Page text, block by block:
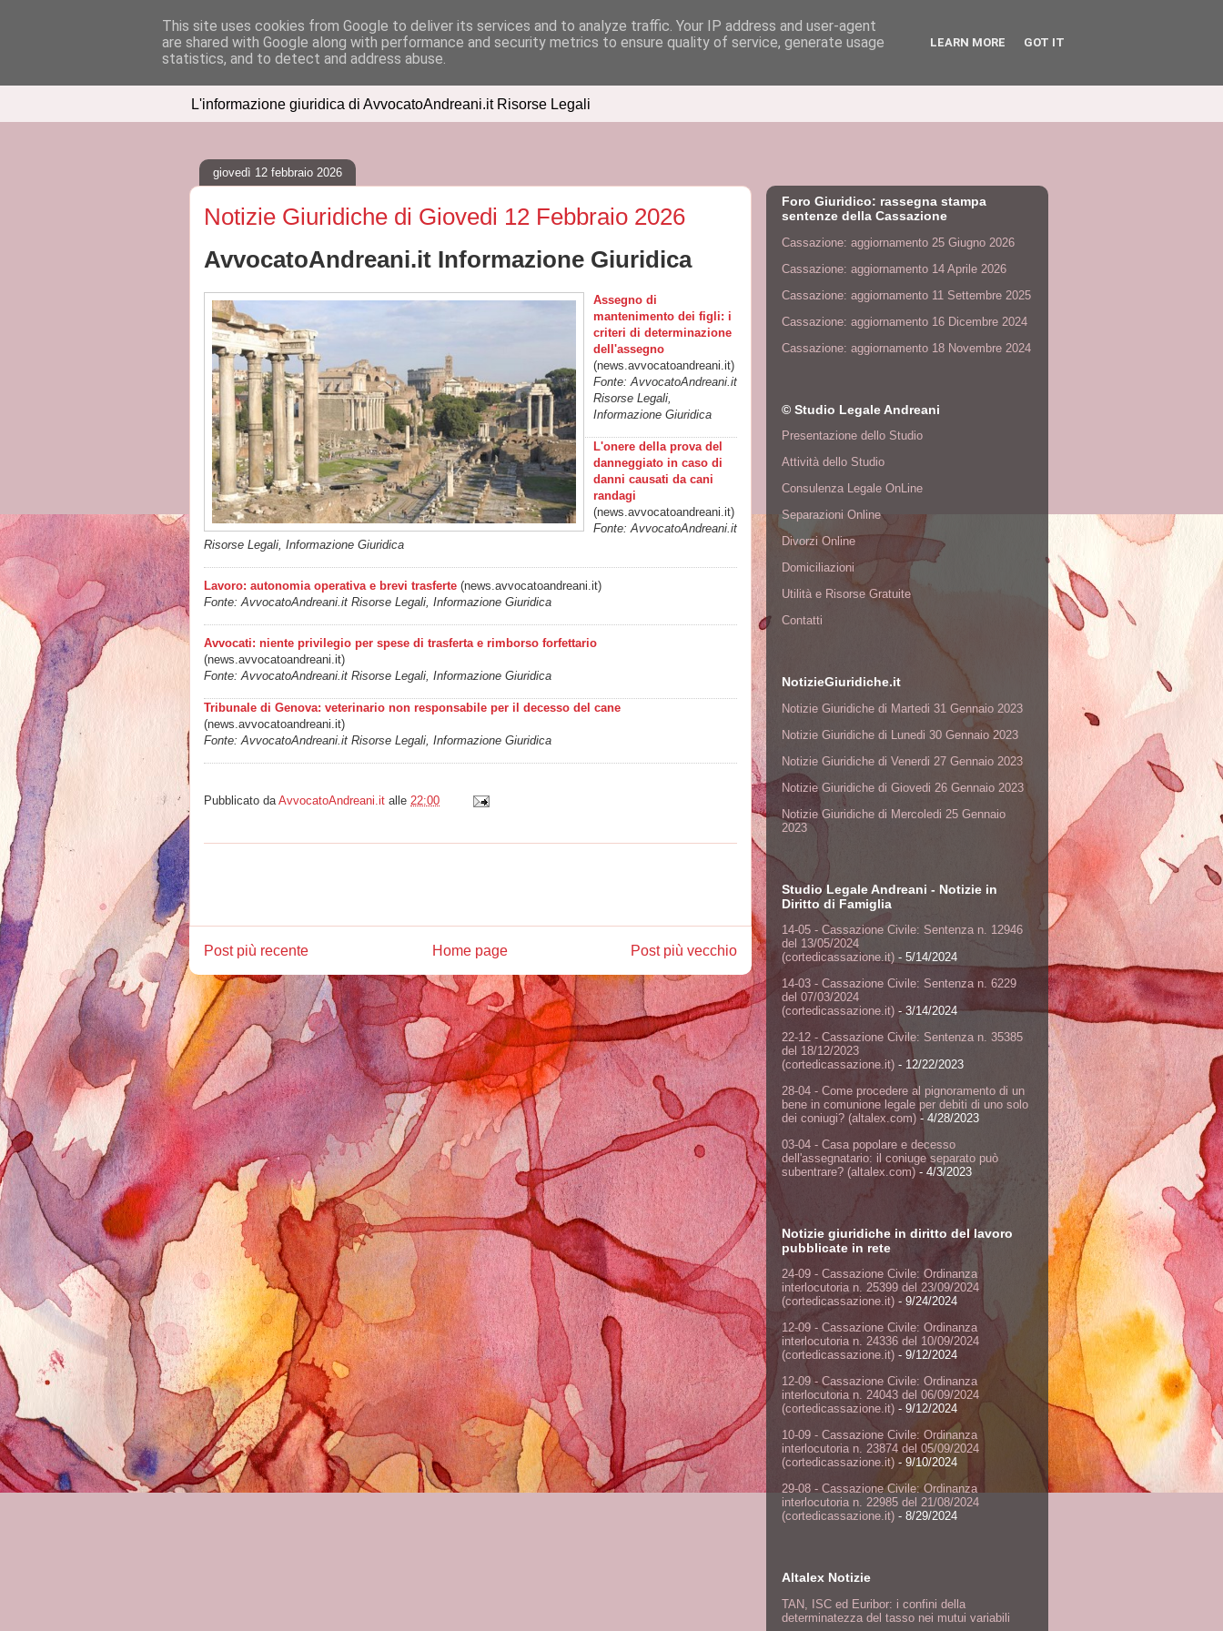
IUSPRESS
L'informazione giuridica di AvvocatoAndreani.it Risorse Legali
giovedì 12 febbraio 2026
Notizie Giuridiche di Giovedi 12 Febbraio 2026
AvvocatoAndreani.it Informazione Giuridica
Assegno di
mantenimento dei figli: i
criteri di determinazione
dell'assegno
(news.avvocatoandreani.it)
Fonte: AvvocatoAndreani.it
Risorse Legali,
Informazione Giuridica
L'onere della prova del
danneggiato in caso di
danni causati da cani
randagi
(news.avvocatoandreani.it)
Fonte: AvvocatoAndreani.it
Risorse Legali, Informazione Giuridica
Lavoro: autonomia operativa e brevi trasferte (news.avvocatoandreani.it)
Fonte: AvvocatoAndreani.it Risorse Legali, Informazione Giuridica
Avvocati: niente privilegio per spese di trasferta e rimborso forfettario
(news.avvocatoandreani.it)
Fonte: AvvocatoAndreani.it Risorse Legali, Informazione Giuridica
Tribunale di Genova: veterinario non responsabile per il decesso del cane
(news.avvocatoandreani.it)
Fonte: AvvocatoAndreani.it Risorse Legali, Informazione Giuridica
Pubblicato da AvvocatoAndreani.it alle 22:00
Post più recente Post più vecchio
Home page
Foro Giuridico: rassegna stampa
sentenze della Cassazione
Cassazione: aggiornamento 25 Giugno 2026
Cassazione: aggiornamento 14 Aprile 2026
Cassazione: aggiornamento 11 Settembre 2025
Cassazione: aggiornamento 16 Dicembre 2024
Cassazione: aggiornamento 18 Novembre 2024
© Studio Legale Andreani
Presentazione dello Studio
Attività dello Studio
Consulenza Legale OnLine
Separazioni Online
Divorzi Online
Domiciliazioni
Utilità e Risorse Gratuite
Contatti
NotizieGiuridiche.it
Notizie Giuridiche di Martedi 31 Gennaio 2023
Notizie Giuridiche di Lunedi 30 Gennaio 2023
Notizie Giuridiche di Venerdi 27 Gennaio 2023
Notizie Giuridiche di Giovedi 26 Gennaio 2023
Notizie Giuridiche di Mercoledi 25 Gennaio
2023
Studio Legale Andreani - Notizie in
Diritto di Famiglia
14-05 - Cassazione Civile: Sentenza n. 12946
del 13/05/2024
(cortedicassazione.it) - 5/14/2024
14-03 - Cassazione Civile: Sentenza n. 6229
del 07/03/2024
(cortedicassazione.it) - 3/14/2024
22-12 - Cassazione Civile: Sentenza n. 35385
del 18/12/2023
(cortedicassazione.it) - 12/22/2023
28-04 - Come procedere al pignoramento di un
bene in comunione legale per debiti di uno solo
dei coniugi? (altalex.com) - 4/28/2023
03-04 - Casa popolare e decesso
dell'assegnatario: il coniuge separato può
subentrare? (altalex.com) - 4/3/2023
Notizie giuridiche in diritto del lavoro
pubblicate in rete
24-09 - Cassazione Civile: Ordinanza
interlocutoria n. 25399 del 23/09/2024
(cortedicassazione.it) - 9/24/2024
12-09 - Cassazione Civile: Ordinanza
interlocutoria n. 24336 del 10/09/2024
(cortedicassazione.it) - 9/12/2024
12-09 - Cassazione Civile: Ordinanza
interlocutoria n. 24043 del 06/09/2024
(cortedicassazione.it) - 9/12/2024
10-09 - Cassazione Civile: Ordinanza
interlocutoria n. 23874 del 05/09/2024
(cortedicassazione.it) - 9/10/2024
29-08 - Cassazione Civile: Ordinanza
interlocutoria n. 22985 del 21/08/2024
(cortedicassazione.it) - 8/29/2024
Altalex Notizie
TAN, ISC ed Euribor: i confini della
determinatezza del tasso nei mutui variabili
This site uses cookies from Google to deliver its services and to analyze traffic. Your IP address and user-agent
are shared with Google along with performance and security metrics to ensure quality of service, generate usage
statistics, and to detect and address abuse.
LEARN MORE GOT IT